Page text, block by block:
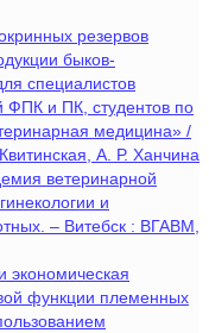
резервов
быков-
специалистов
ФПК и ПК, студентов по
медицина» /
А. Р. Ханчина
ветеринарной
и
– Витебск : ВГАВМ,
экономическая
функции племенных